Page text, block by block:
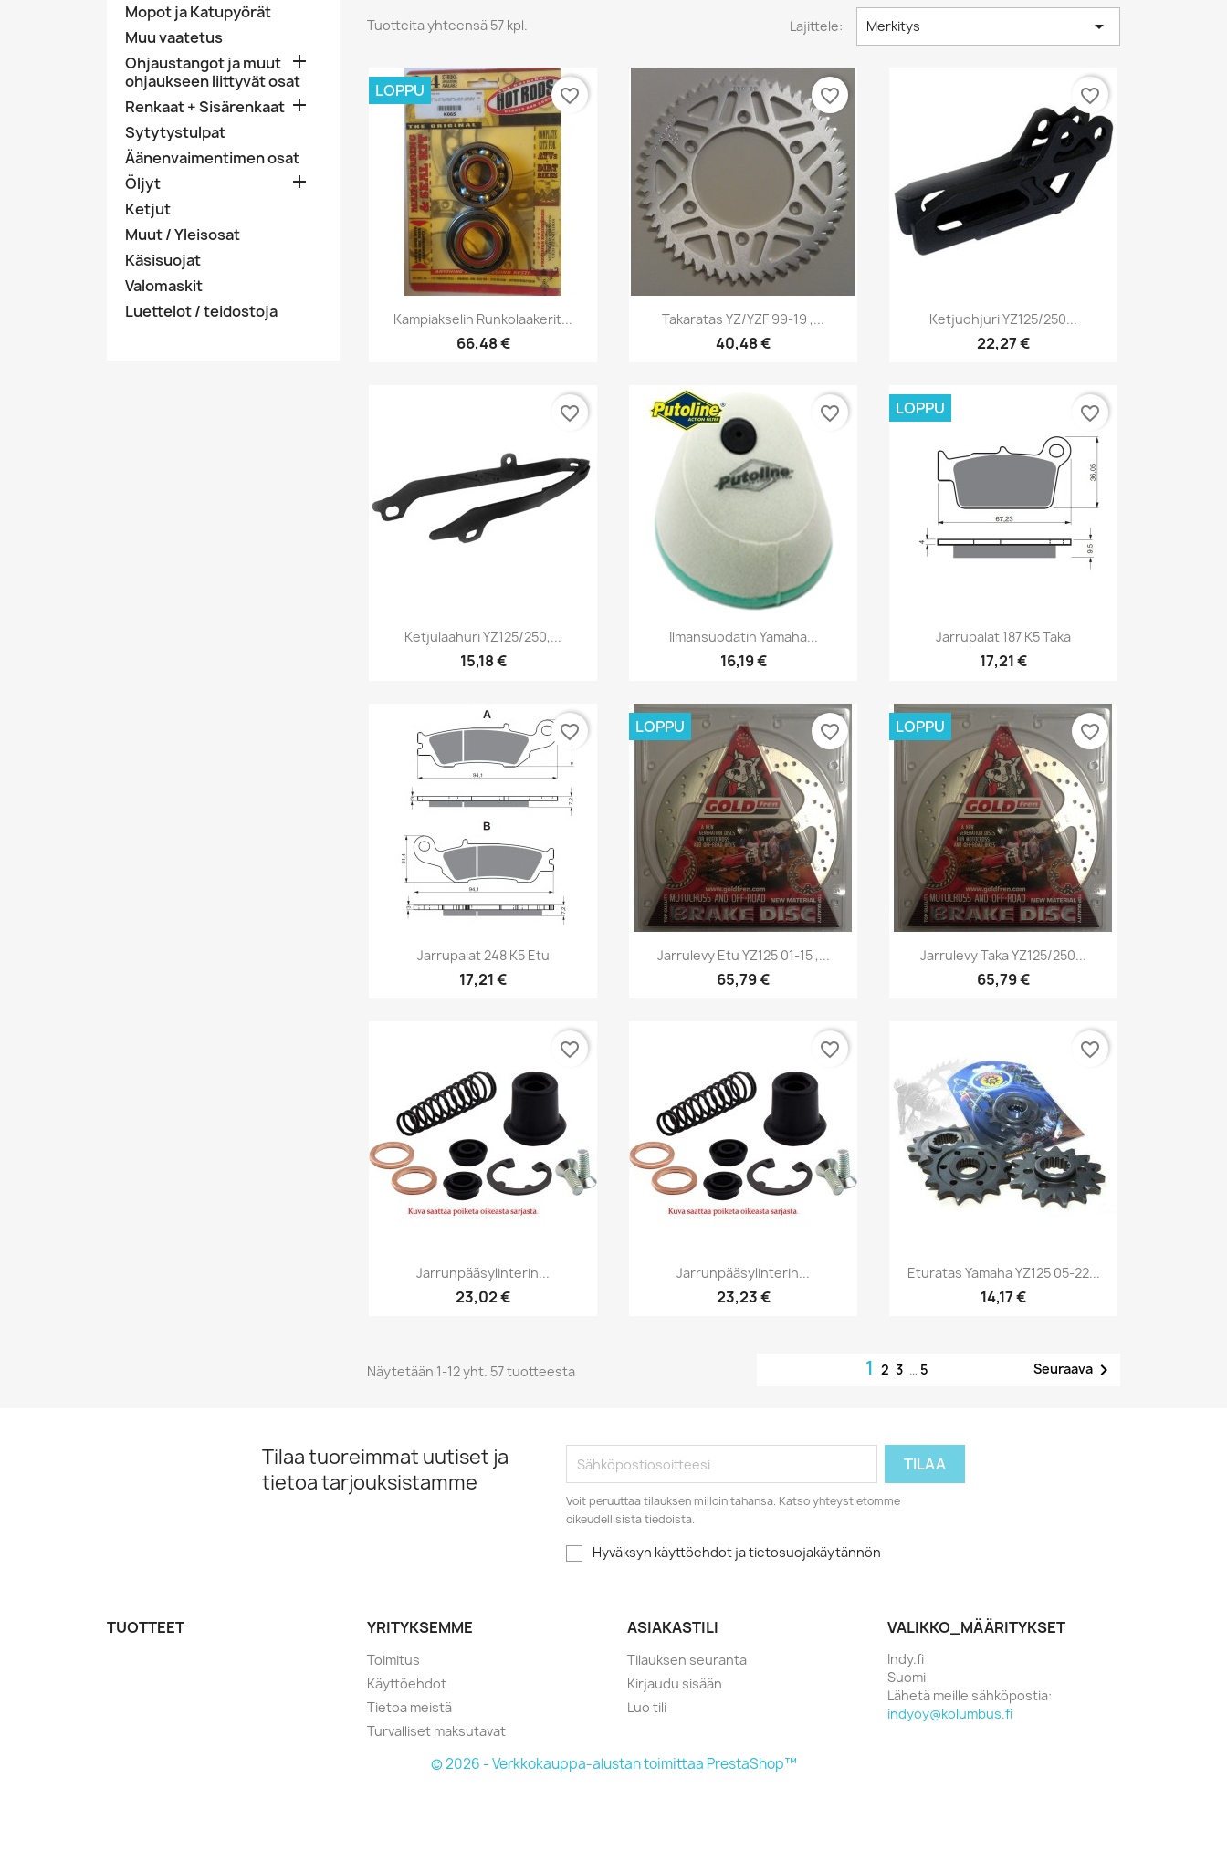
Mopot ja Katupyörät
Muu vaatetus
Ohjaustangot ja muut
ohjaukseen liittyvät osat

Renkaat + Sisärenkaat 
Sytytystulpat
Äänenvaimentimen osat
Öljyt

Ketjut
Muut / Yleisosat
Käsisuojat
Valomaskit
Luettelot / teidostoja
Tuotteita yhteensä 57 kpl. Lajittele: Merkitys 
Pikakatselu
Kampiakselin Runkolaakerit...
66,48 €
LOPPU favorite_border
Pikakatselu
Takaratas YZ/YZF 99-19 ,...
40,48 €
favorite_border
Pikakatselu
Ketjuohjuri YZ125/250...
22,27 €
favorite_border
Pikakatselu
Ketjulaahuri YZ125/250,...
15,18 €
favorite_border
Pikakatselu
Ilmansuodatin Yamaha...
16,19 €
favorite_border
Pikakatselu
Jarrupalat 187 K5 Taka
17,21 €
LOPPU favorite_border
Pikakatselu
Jarrupalat 248 K5 Etu
17,21 €
favorite_border
Pikakatselu
Jarrulevy Etu YZ125 01-15 ,...
65,79 €
LOPPU favorite_border
Pikakatselu
Jarrulevy Taka YZ125/250...
65,79 €
LOPPU favorite_border
Pikakatselu
Jarrunpääsylinterin...
23,02 €
favorite_border
Pikakatselu
Jarrunpääsylinterin...
23,23 €
favorite_border
Pikakatselu
Eturatas Yamaha YZ125 05-22...
14,17 €
favorite_border
Näytetään 1-12 yht. 57 tuotteesta 123 … 5 Seuraava
Tilaa tuoreimmat uutiset ja
tietoa tarjouksistamme
Voit peruuttaa tilauksen milloin tahansa. Katso yhteystietomme
oikeudellisista tiedoista.
Hyväksyn käyttöehdot ja tietosuojakäytännön
TUOTTEET YRITYKSEMME
Toimitus
Käyttöehdot
Tietoa meistä
Turvalliset maksutavat
ASIAKASTILI
Tilauksen seuranta
Kirjaudu sisään
Luo tili
VALIKKO_MÄÄRITYKSET
Indy.fi
Suomi
Lähetä meille sähköpostia:
indyoy@kolumbus.fi
© 2026 - Verkkokauppa-alustan toimittaa PrestaShop™